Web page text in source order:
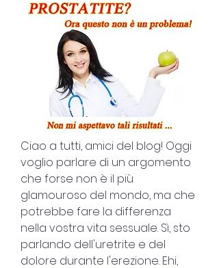
Ciao a tutti, amici del blog! Oggi
voglio parlare di un argomento
che forse non è il più
glamouroso del mondo, ma che
potrebbe fare la differenza
nella vostra vita sessuale. Sì, sto
parlando dell'uretrite e del
dolore durante l'erezione. Ehi,